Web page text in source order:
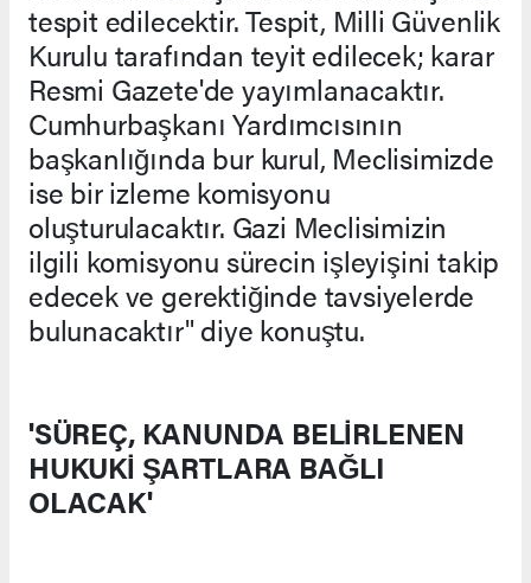
tespit edilecektir. Tespit, Milli Güvenlik
Kurulu tarafından teyit edilecek; karar
Resmi Gazete'de yayımlanacaktır.
Cumhurbaşkanı Yardımcısının
başkanlığında bur kurul, Meclisimizde
ise bir izleme komisyonu
oluşturulacaktır. Gazi Meclisimizin
ilgili komisyonu sürecin işleyişini takip
edecek ve gerektiğinde tavsiyelerde
bulunacaktır" diye konuştu.
'SÜREÇ, KANUNDA BELİRLENEN
HUKUKİ ŞARTLARA BAĞLI
OLACAK'